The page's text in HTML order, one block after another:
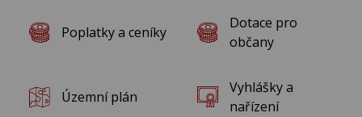
Poplatky a ceníky
Dotace pro
občany
Územní plán
Vyhlášky a
nařízení